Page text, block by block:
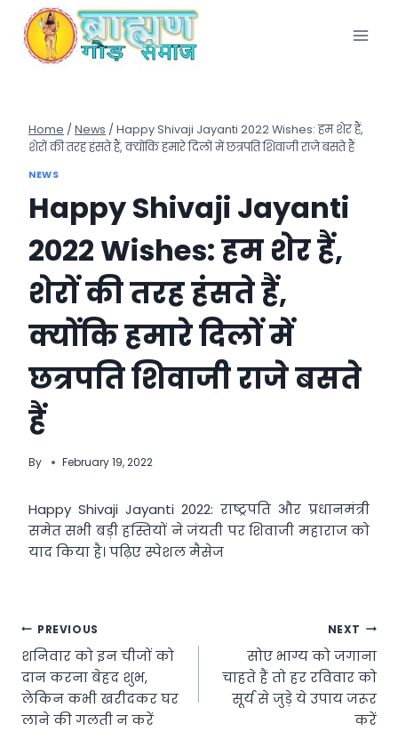
content
Home / News / Happy Shivaji Jayanti 2022 Wishes: हम शेर हैं,
शेरों की तरह हंसते हैं, क्योंकि हमारे दिलों में छत्रपति शिवाजी राजे बसते हैं
NEWS
Happy Shivaji Jayanti
2022 Wishes: हम शेर हैं,
शेरों की तरह हंसते हैं,
क्योंकि हमारे दिलों में
छत्रपति शिवाजी राजे बसते
हैं
By February 19, 2022
Happy Shivaji Jayanti 2022: राष्ट्रपति और प्रधानमंत्री
समेत सभी बड़ी हस्तियों ने जंयती पर शिवाजी महाराज को
याद किया है। पढ़िए स्पेशल मैसेज
Post
navigation
PREVIOUS
शनिवार को इन चीजों को
दान करना बेहद शुभ,
लेकिन कभी खरीदकर घर
लाने की गलती न करें
NEXT
सोए भाग्य को जगाना
चाहते हैं तो हर रविवार को
सूर्य से जुड़े ये उपाय जरूर
करें